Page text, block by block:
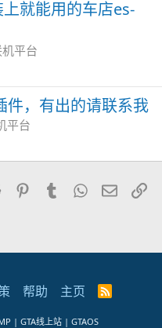
就能用的车店es-
平台
件，有出的请联系我
平台
Reddit PinterestTumblrWhatsApp
邮件
帮助 主页
R
| GTA线上站 | GTAOS